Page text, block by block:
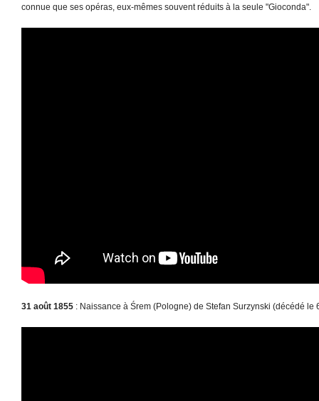
connue que ses opéras, eux-mêmes souvent réduits à la seule "Gioconda".
31 août 1855 : Naissance à Śrem (Pologne) de Stefan Surzynski (décédé le